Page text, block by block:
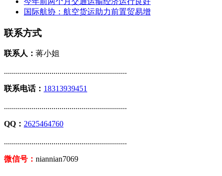
国际航协：航空货运助力前置贸易增
联系方式
联系人： 蒋小姐
..............................................................
联系电话： 18313939451
..............................................................
QQ： 2625464760
..............................................................
微信号： niannian7069